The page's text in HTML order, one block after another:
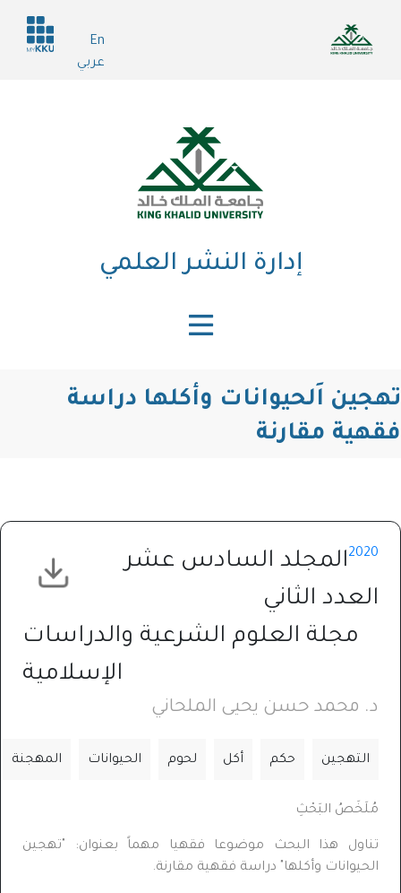
المحتوى
En
عربي
Header
services
إدارة النشر العلمي
تهجين اَلحيوانات وأكلها دراسة
فقهية مقارنة
2020المجلد السادس عشر
العدد الثاني
مجلة العلوم الشرعية والدراسات
الإسلامية
د. محمد حسن يحيى الملحاني
التهجين حكم أكل لحوم الحيوانات المهجنة
مُلَخَصُ البَحْثِ
تناول هذا البحث موضوعا فقهيا مهماً بعنوان: "تهجين
الحيوانات وأكلها" دراسة فقهية مقارنة.